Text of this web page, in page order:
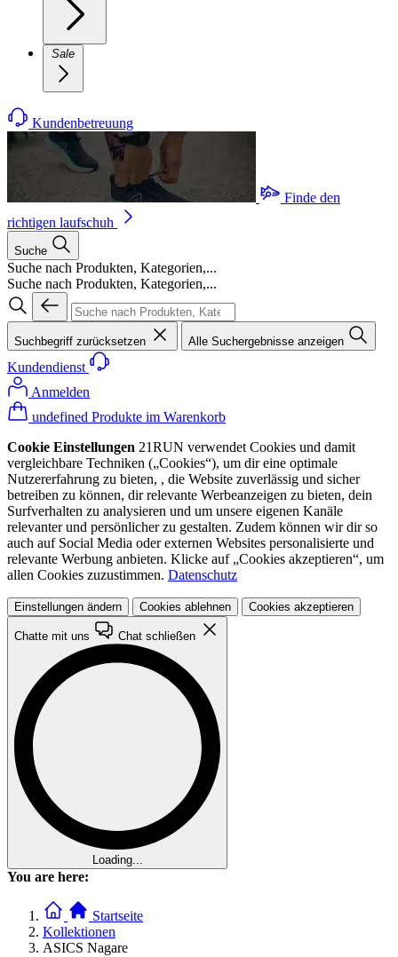
Sale
Kundenbetreuung
Finde den
richtigen laufschuh
Suche
Suche nach Produkten, Kategorien,...
Suche nach Produkten, Kategorien,...
Suchbegriff zurücksetzen Alle Suchergebnisse anzeigen
Kundendienst
Anmelden
undefined Produkte im Warenkorb
Cookie Einstellungen 21RUN verwendet Cookies und damit
vergleichbare Techniken („Cookies“), um dir eine optimale
Nutzererfahrung zu bieten, , die Website zuverlässig und sicher
betreiben zu können, dir relevante Werbeanzeigen zu bieten, dein
Surfverhalten zu analysieren und um unsere eigenen Kanäle
relevanter und persönlicher zu gestalten. Zudem können wir dir so
auch auf Social Media oder externen Websites personalisierte und
relevante Werbung anbieten. Klicke auf „Cookies akzeptieren“, um
allen Cookies zuzustimmen. Datenschutz
Einstellungen ändern Cookies ablehnen Cookies akzeptieren
Chatte mit uns Chat schließen
Loading...
You are here:
Startseite
Kollektionen
ASICS Nagare